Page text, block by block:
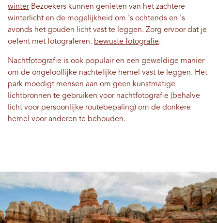
winterBezoekers kunnen genieten van het zachtere
winterlicht en de mogelijkheid om 's ochtends en 's
avonds het gouden licht vast te leggen. Zorg ervoor dat je
oefent met fotograferen. bewuste fotografie.
Nachtfotografie is ook populair en een geweldige manier
om de ongelooflijke nachtelijke hemel vast te leggen. Het
park moedigt mensen aan om geen kunstmatige
lichtbronnen te gebruiken voor nachtfotografie (behalve
licht voor persoonlijke routebepaling) om de donkere
hemel voor anderen te behouden.